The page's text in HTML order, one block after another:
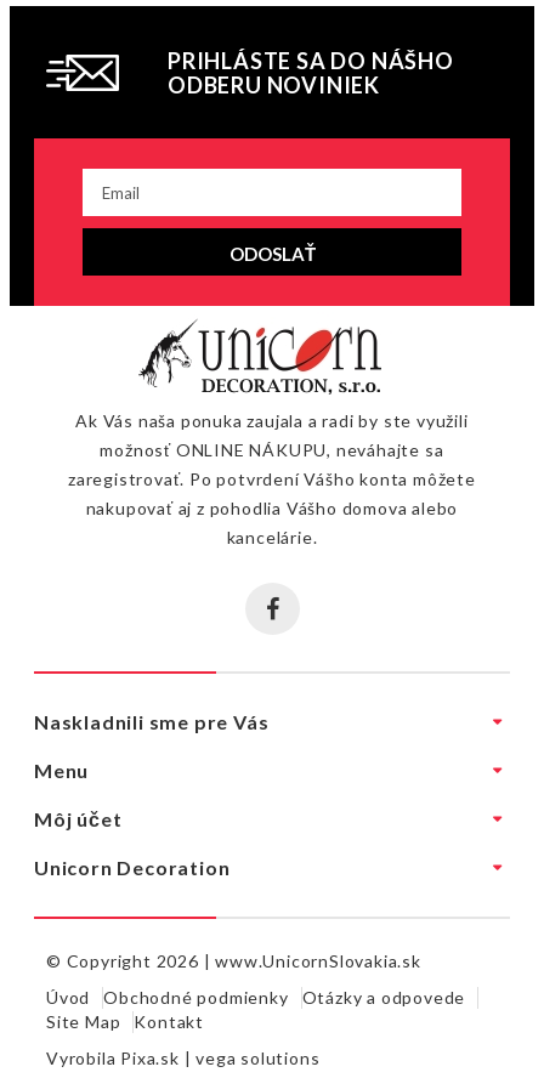
PRIHLÁSTE SA DO NÁŠHO
ODBERU NOVINIEK
ODOSLAŤ
Ak Vás naša ponuka zaujala a radi by ste využili
možnosť ONLINE NÁKUPU, neváhajte sa
zaregistrovať. Po potvrdení Vášho konta môžete
nakupovať aj z pohodlia Vášho domova alebo
kancelárie.
Naskladnili sme pre Vás
Menu
Môj účet
Unicorn Decoration
© Copyright 2026 |www.UnicornSlovakia.sk
Úvod
Obchodné podmienky
Otázky a odpovede
Site Map
Kontakt
Vyrobila Pixa.sk |vega solutions